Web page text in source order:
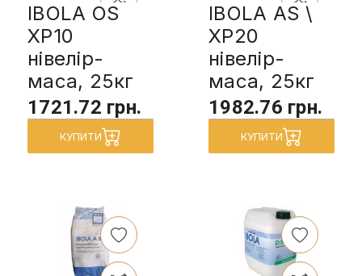
IBOLA OS
XP10
нівелір-
маса, 25кг
1721.72 грн.
КУПИТИ
IBOLA AS \
XP20
нівелір-
маса, 25кг
1982.76 грн.
КУПИТИ